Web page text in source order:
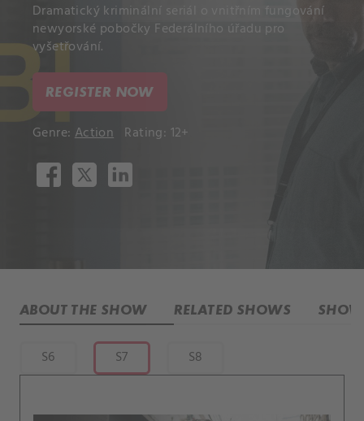
Dramatický kriminální seriál o vnitřním fungování
newyorské pobočky Federálního úřadu pro
vyšetřování.
REGISTER NOW
Genre: Action Rating: 12+
ABOUT THE SHOW RELATED SHOWS
S6 S7 S8